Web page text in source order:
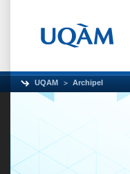
UQAM Archipel